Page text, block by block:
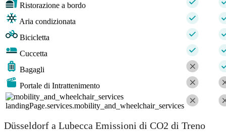
Ristorazione a bordo
Aria condizionata
Bicicletta
Cuccetta
Bagagli
Portale di Intrattenimento
landingPage.services.mobility_and_wheelchair_services
Düsseldorf a Lubecca Emissioni di CO2 di Treno